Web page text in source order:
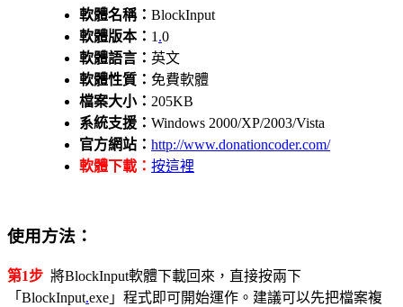
軟體名稱： BlockInput
軟體版本： 1 .0
軟體語言： 英文
軟體性質： 免費軟體
檔案大小： 205KB
系統支援： Windows 2000/XP/2003/Vista
官方網站： http://www.donationcoder.com/
軟體下載： 按這裡
使用方法：
第1步 將BlockInput軟體下載回來，直接按兩下
「BlockInput.exe」程式即可開始運作。建議可以先把檔案複